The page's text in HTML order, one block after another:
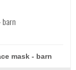
barn
mask - barn